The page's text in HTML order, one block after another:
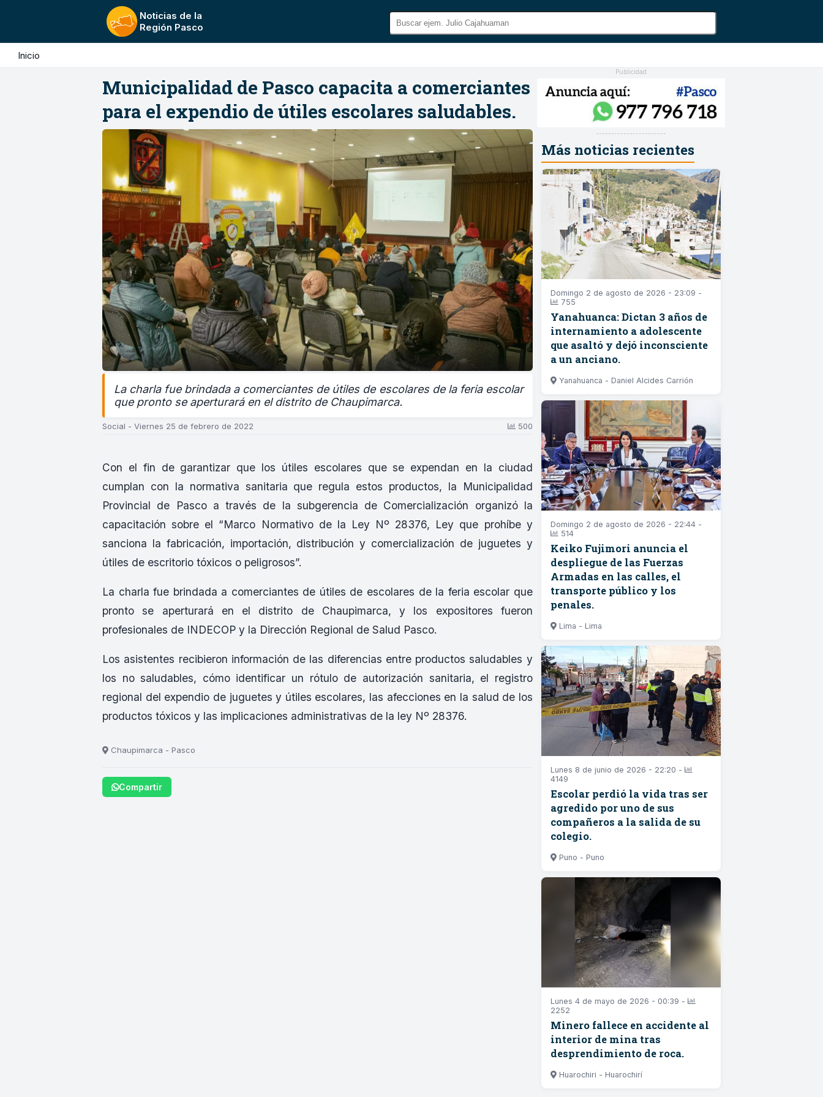
Noticias de la
Región Pasco
Inicio
Municipalidad de Pasco capacita a comerciantes
para el expendio de útiles escolares saludables.
La charla fue brindada a comerciantes de útiles de escolares de la feria escolar
que pronto se aperturará en el distrito de Chaupimarca.
Social - Viernes 25 de febrero de 2022 500
Con el fin de garantizar que los útiles escolares que se expendan en la ciudad
cumplan con la normativa sanitaria que regula estos productos, la Municipalidad
Provincial de Pasco a través de la subgerencia de Comercialización organizó la
capacitación sobre el “Marco Normativo de la Ley Nº 28376, Ley que prohíbe y
sanciona la fabricación, importación, distribución y comercialización de juguetes y
útiles de escritorio tóxicos o peligrosos”.
La charla fue brindada a comerciantes de útiles de escolares de la feria escolar que
pronto se aperturará en el distrito de Chaupimarca, y los expositores fueron
profesionales de INDECOP y la Dirección Regional de Salud Pasco.
Los asistentes recibieron información de las diferencias entre productos saludables y
los no saludables, cómo identificar un rótulo de autorización sanitaria, el registro
regional del expendio de juguetes y útiles escolares, las afecciones en la salud de los
productos tóxicos y las implicaciones administrativas de la ley Nº 28376.
Chaupimarca - Pasco
Compartir
Publicidad
-----------------------
Más noticias recientes
Domingo 2 de agosto de 2026 - 23:09 -
755
Yanahuanca: Dictan 3 años de
internamiento a adolescente
que asaltó y dejó inconsciente
a un anciano.
Yanahuanca - Daniel Alcides Carrión
Domingo 2 de agosto de 2026 - 22:44 -
514
Keiko Fujimori anuncia el
despliegue de las Fuerzas
Armadas en las calles, el
transporte público y los
penales.
Lima - Lima
Lunes 8 de junio de 2026 - 22:20 -
4149
Escolar perdió la vida tras ser
agredido por uno de sus
compañeros a la salida de su
colegio.
Puno - Puno
Lunes 4 de mayo de 2026 - 00:39 -
2252
Minero fallece en accidente al
interior de mina tras
desprendimiento de roca.
Huarochiri - Huarochirí